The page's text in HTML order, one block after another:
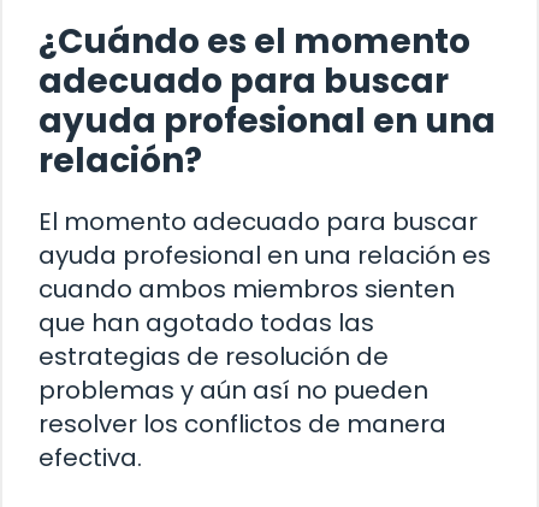
¿Cuándo es el momento
adecuado para buscar
ayuda profesional en una
relación?
El momento adecuado para buscar
ayuda profesional en una relación es
cuando ambos miembros sienten
que han agotado todas las
estrategias de resolución de
problemas y aún así no pueden
resolver los conflictos de manera
efectiva.